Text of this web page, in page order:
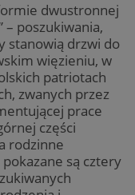
dwustronnej
– poszukiwania,
stanowią drzwi do
więzieniu, w
patriotach
zwanych przez
prace
części
rodzinne
są cztery